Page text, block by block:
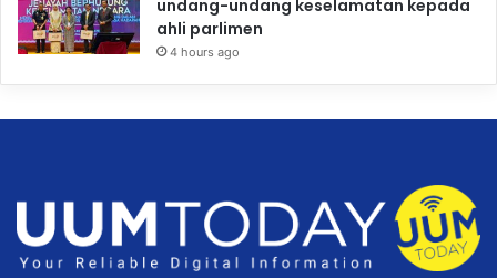
undang-undang keselamatan kepada
ahli parlimen
4 hours ago